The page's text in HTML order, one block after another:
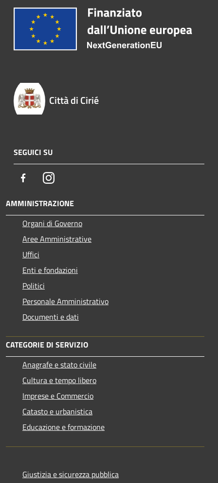
Città di Cirié
SEGUICI SU
FacebookInstagram
AMMINISTRAZIONE
Organi di Governo
Aree Amministrative
Uffici
Enti e fondazioni
Politici
Personale Amministrativo
Documenti e dati
CATEGORIE DI SERVIZIO
Anagrafe e stato civile
Cultura e tempo libero
Imprese e Commercio
Catasto e urbanistica
Educazione e formazione
Giustizia e sicurezza pubblica